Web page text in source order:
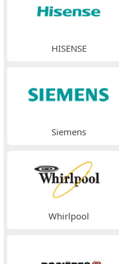
HISENSE
Siemens
Whirlpool